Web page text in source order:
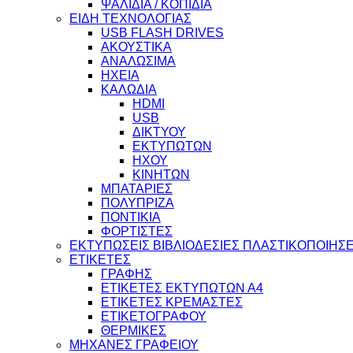
ΨΑΛΙΔΙΑ / ΚΟΠΙΔΙΑ
ΕΙΔΗ ΤΕΧΝΟΛΟΓΙΑΣ
USB FLASH DRIVES
ΑΚΟΥΣΤΙΚΑ
ΑΝΑΛΩΣΙΜΑ
ΗΧΕΙΑ
ΚΑΛΩΔΙΑ
HDMI
USB
ΔΙΚΤΥΟΥ
ΕΚΤΥΠΩΤΩΝ
ΗΧΟΥ
ΚΙΝΗΤΩΝ
ΜΠΑΤΑΡΙΕΣ
ΠΟΛΥΠΡΙΖΑ
ΠΟΝΤΙΚΙΑ
ΦΟΡΤΙΣΤΕΣ
ΕΚΤΥΠΩΣΕΙΣ ΒΙΒΛΙΟΔΕΣΙΕΣ
ΕΤΙΚΕΤΕΣ
ΓΡΑΦΗΣ
ΕΤΙΚΕΤΕΣ ΕΚΤΥΠΩΤΩΝ Α4
ΕΤΙΚΕΤΕΣ ΚΡΕΜΑΣΤΕΣ
ΕΤΙΚΕΤΟΓΡΑΦΟΥ
ΘΕΡΜΙΚΕΣ
ΜΗΧΑΝΕΣ ΓΡΑΦΕΙΟΥ